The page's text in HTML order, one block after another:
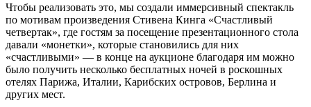
Чтобы реализовать это, мы создали иммерсивный спектакль
по мотивам произведения Стивена Кинга «Счастливый
четвертак», где гостям за посещение презентационного стола
давали «монетки», которые становились для них
«счастливыми» — в конце на аукционе благодаря им можно
было получить несколько бесплатных ночей в роскошных
отелях Парижа, Италии, Карибских островов, Берлина и
других мест.